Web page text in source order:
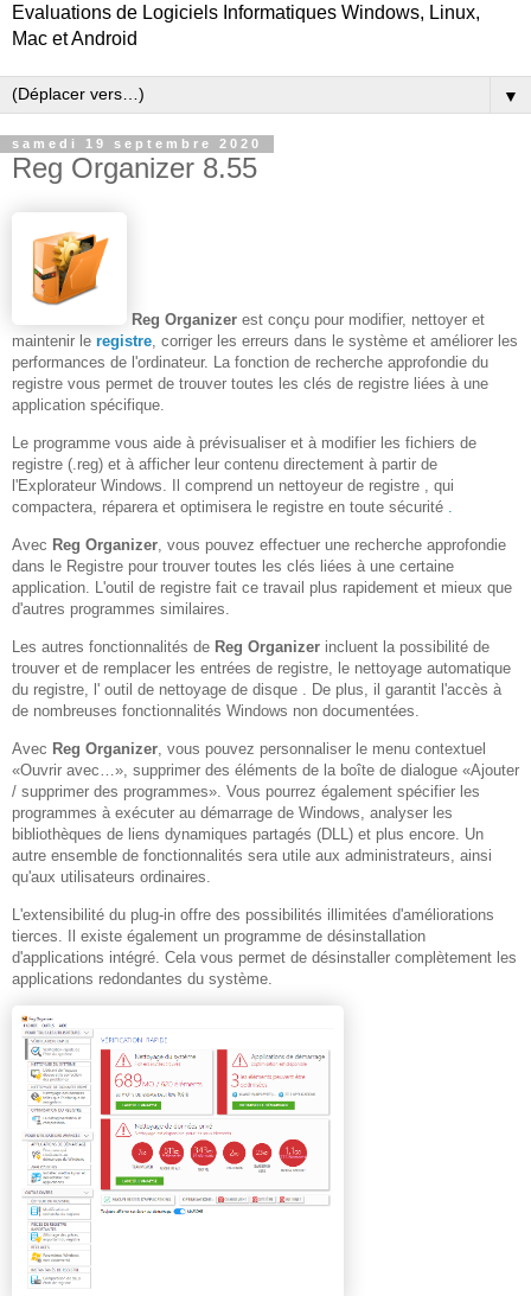
Evaluations de Logiciels Informatiques Windows, Linux,
Mac et Android
▼
samedi 19 septembre 2020
Reg Organizer 8.55
Reg Organizer est conçu pour modifier, nettoyer et
maintenir le registre, corriger les erreurs dans le système et améliorer les
performances de l'ordinateur. La fonction de recherche approfondie du
registre vous permet de trouver toutes les clés de registre liées à une
application spécifique.
Le programme vous aide à prévisualiser et à modifier les fichiers de
registre (.reg) et à afficher leur contenu directement à partir de
l'Explorateur Windows. Il comprend un nettoyeur de registre , qui
compactera, réparera et optimisera le registre en toute sécurité .
Avec Reg Organizer, vous pouvez effectuer une recherche approfondie
dans le Registre pour trouver toutes les clés liées à une certaine
application. L'outil de registre fait ce travail plus rapidement et mieux que
d'autres programmes similaires.
Les autres fonctionnalités de Reg Organizer incluent la possibilité de
trouver et de remplacer les entrées de registre, le nettoyage automatique
du registre, l' outil de nettoyage de disque . De plus, il garantit l'accès à
de nombreuses fonctionnalités Windows non documentées.
Avec Reg Organizer, vous pouvez personnaliser le menu contextuel
«Ouvrir avec…», supprimer des éléments de la boîte de dialogue «Ajouter
/ supprimer des programmes». Vous pourrez également spécifier les
programmes à exécuter au démarrage de Windows, analyser les
bibliothèques de liens dynamiques partagés (DLL) et plus encore. Un
autre ensemble de fonctionnalités sera utile aux administrateurs, ainsi
qu'aux utilisateurs ordinaires.
L'extensibilité du plug-in offre des possibilités illimitées d'améliorations
tierces. Il existe également un programme de désinstallation
d'applications intégré. Cela vous permet de désinstaller complètement les
applications redondantes du système.